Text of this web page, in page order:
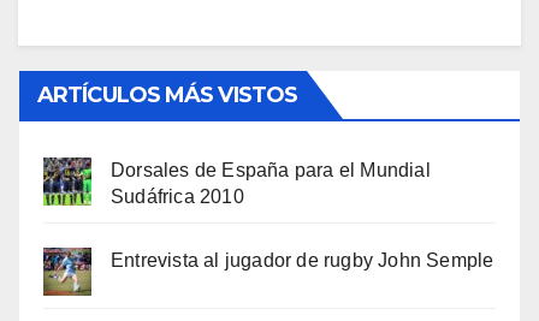
ARTÍCULOS MÁS VISTOS
Dorsales de España para el Mundial
Sudáfrica 2010
Entrevista al jugador de rugby John Semple